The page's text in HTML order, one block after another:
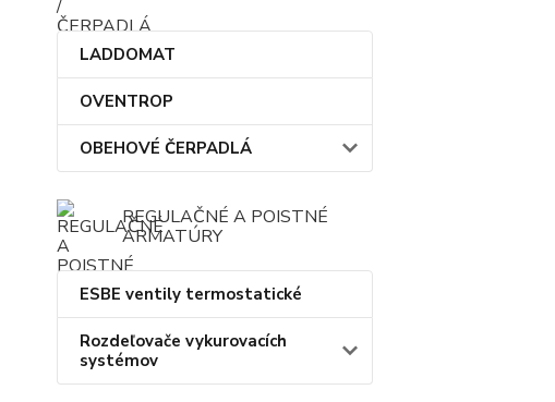
LADDOMAT
OVENTROP
OBEHOVÉ ČERPADLÁ
REGULAČNÉ A POISTNÉ
ARMATÚRY
ESBE ventily termostatické
Rozdeľovače vykurovacích
systémov